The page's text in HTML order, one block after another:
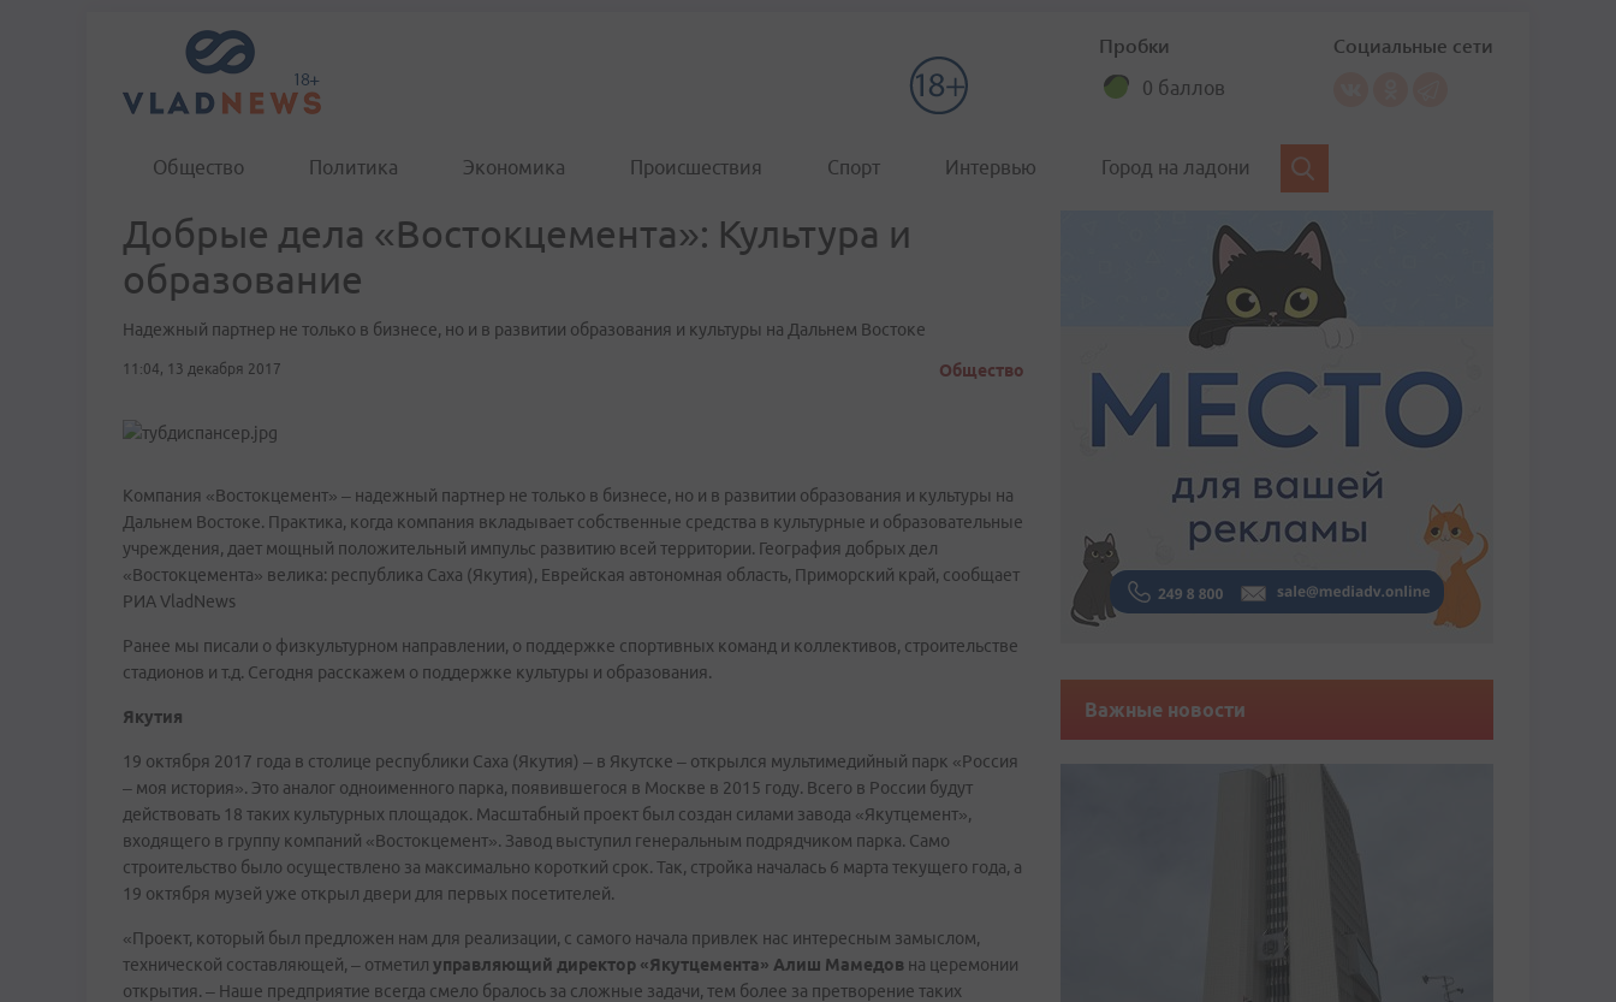
Пробки
0 баллов
Социальные сети
Общество Политика Экономика Происшествия Спорт Интервью Город на ладони
Добрые дела «Востокцемента»: Культура и
образование
Надежный партнер не только в бизнесе, но и в развитии образования и культуры на Дальнем Востоке
11:04, 13 декабря 2017 Общество
Компания «Востокцемент» – надежный партнер не только в бизнесе, но и в развитии образования и культуры на
Дальнем Востоке. Практика, когда компания вкладывает собственные средства в культурные и образовательные
учреждения, дает мощный положительный импульс развитию всей территории. География добрых дел
«Востокцемента» велика: республика Саха (Якутия), Еврейская автономная область, Приморский край, сообщает
РИА VladNews
Ранее мы писали о физкультурном направлении, о поддержке спортивных команд и коллективов, строительстве
стадионов и т.д. Сегодня расскажем о поддержке культуры и образования.
Якутия
19 октября 2017 года в столице республики Саха (Якутия) – в Якутске – открылся мультимедийный парк «Россия
– моя история». Это аналог одноименного парка, появившегося в Москве в 2015 году. Всего в России будут
действовать 18 таких культурных площадок. Масштабный проект был создан силами завода «Якутцемент»,
входящего в группу компаний «Востокцемент». Завод выступил генеральным подрядчиком парка. Само
строительство было осуществлено за максимально короткий срок. Так, стройка началась 6 марта текущего года, а
19 октября музей уже открыл двери для первых посетителей.
«Проект, который был предложен нам для реализации, с самого начала привлек нас интересным замыслом,
технической составляющей, – отметил управляющий директор «Якутцемента» Алиш Мамедов на церемонии
открытия. – Наше предприятие всегда смело бралось за сложные задачи, тем более за претворение таких
Важные новости